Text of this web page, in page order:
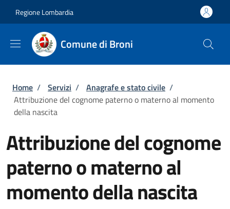
Regione Lombardia
Comune di Broni
Briciole di pane
Home / Servizi / Anagrafe e stato civile /
Attribuzione del cognome paterno o materno al momento
della nascita
Attribuzione del cognome
paterno o materno al
momento della nascita